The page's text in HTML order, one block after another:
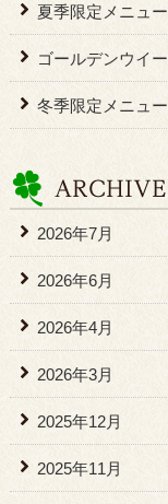
夏季限定メニュ
ゴールデンウイ
冬季限定メニュ
2026年7月
2026年6月
2026年4月
2026年3月
2025年12月
2025年11月